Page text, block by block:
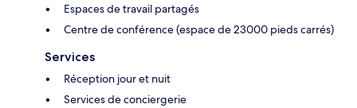
Espaces de travail partagés
Centre de conférence (espace de 23000 pieds carrés)
Services
Réception jour et nuit
Services de conciergerie